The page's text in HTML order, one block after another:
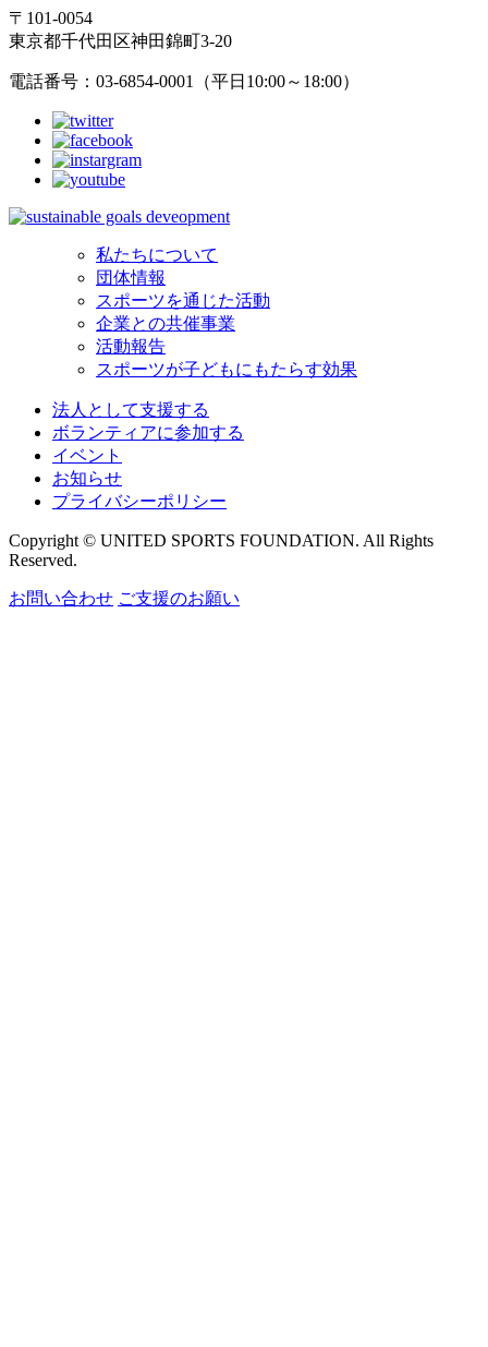
〒101-0054
東京都千代田区神田錦町3-20
電話番号：03-6854-0001（平日10:00～18:00）
私たちについて
団体情報
スポーツを通じた活動
企業との共催事業
活動報告
スポーツが子どもにもたらす効果
法人として支援する
ボランティアに参加する
イベント
お知らせ
プライバシーポリシー
Copyright © UNITED SPORTS FOUNDATION. All Rights
Reserved.
お問い合わせ ご支援のお願い